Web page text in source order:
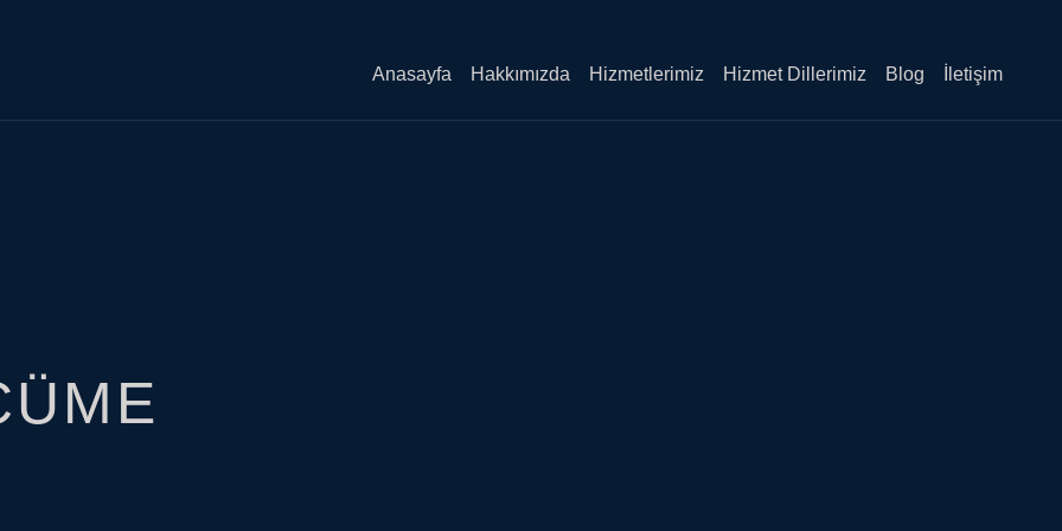
Anasayfa Hakkımızda Hizmetlerimiz Hizmet Dillerimiz Blog İletişim